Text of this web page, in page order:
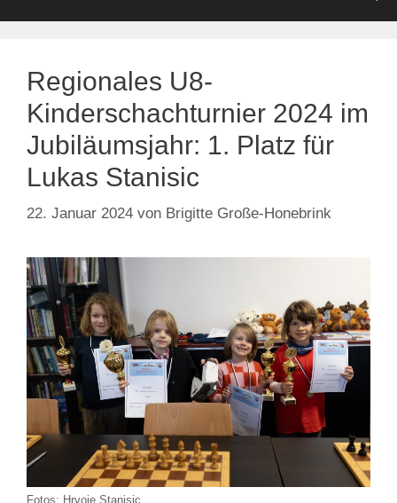
Regionales U8-
Kinderschachturnier 2024 im
Jubiläumsjahr: 1. Platz für
Lukas Stanisic
22. Januar 2024 von Brigitte Große-Honebrink
Fotos: Hrvoje Stanisic